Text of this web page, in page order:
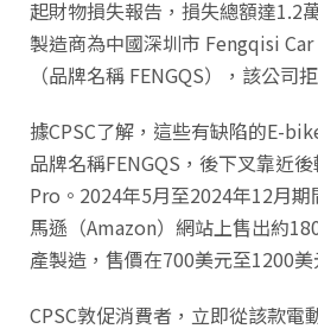
起財物損失報告，損失總額達1.2
製造商為中國深圳市 Fengqisi
（品牌名稱 FENGQS），該公司
據CPSC了解，這些有缺陷的E-
品牌名稱FENGQS，後下叉靠近
Pro。2024年5月至2024年12月
馬遜（Amazon）網站上售出約
產製造，售價在700美元至1200美
CPSC敦促消費者，立即從該款電